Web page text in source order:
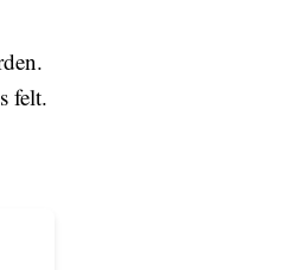
felt.